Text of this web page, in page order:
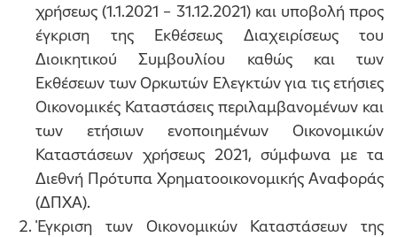
χρήσεως (1.1.2021 – 31.12.2021) και υποβολή προς
έγκριση της Εκθέσεως Διαχειρίσεως του
Διοικητικού Συμβουλίου καθώς και των
Εκθέσεων των Ορκωτών Ελεγκτών για τις ετήσιες
Οικονομικές Καταστάσεις περιλαμβανομένων και
των ετήσιων ενοποιημένων Οικονομικών
Καταστάσεων χρήσεως 2021, σύμφωνα με τα
Διεθνή Πρότυπα Χρηματοοικονομικής Αναφοράς
(ΔΠΧΑ).
Έγκριση των Οικονομικών Καταστάσεων της